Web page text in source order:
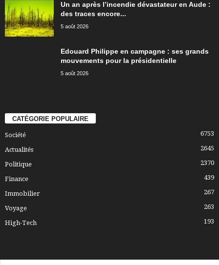
Un an après l’incendie dévastateur en Aude :
des traces encore...
5 août 2026
Edouard Philippe en campagne : ses grands
mouvements pour la présidentielle
5 août 2026
CATÉGORIE POPULAIRE
Société 6753
Actualités 2645
Politique 2370
Finance 439
Immobilier 267
Voyage 263
High-Tech 193